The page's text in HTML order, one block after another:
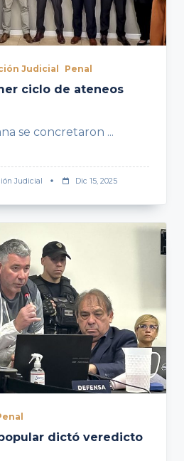
Judicial Penal
ciclo de ateneos
se concretaron ...
Judicial Dic 15, 2025
dictó veredicto